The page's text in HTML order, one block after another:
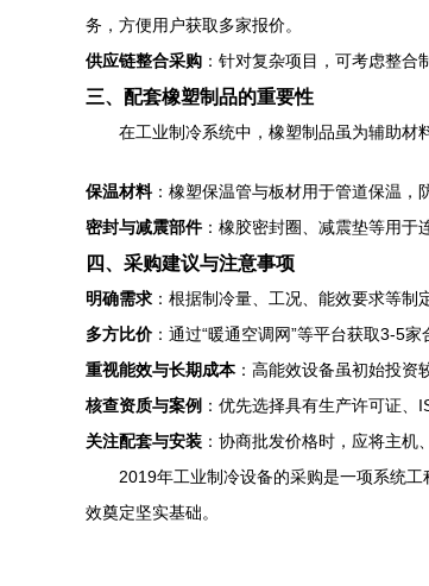
务，方便用户获取多家报价。
供应链整合采购 ：针对复杂项目，可考虑整合
三、配套橡塑制品的重要性
在工业制冷系统中，橡塑制品虽为辅助材
保温材料：橡塑保温管与板材用于管道保温，
密封与减震部件：橡胶密封圈、减震垫等用于
四、采购建议与注意事项
明确需求 ：根据制冷量、工况、能效要求等制
多方比价：通过“暖通空调网”等平台获取3-5
重视能效与长期成本：高能效设备虽初始投资
核查资质与案例 ：优先选择具有生产许可证、
关注配套与安装 ：协商批发价格时，应将主机
2019年工业制冷设备的采购是一项系统
效奠定坚实基础。